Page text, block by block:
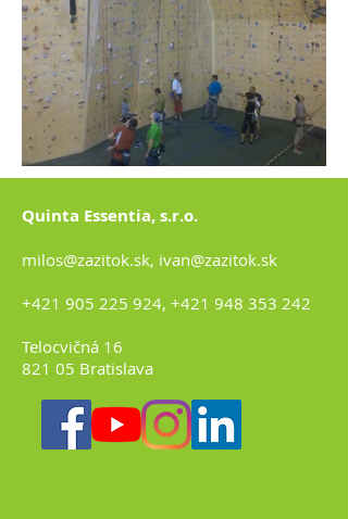
Quinta Essentia, s.r.o.
milos@zazitok.sk, ivan@zazitok.sk
+421 905 225 924, +421 948 353 242
Telocvičná 16
821 05 Bratislava